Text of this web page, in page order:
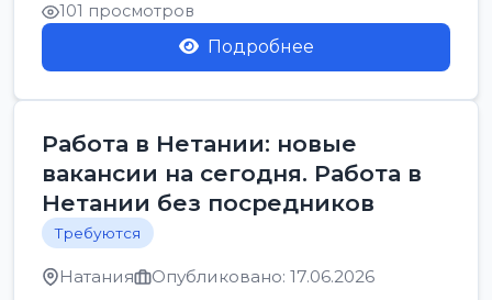
101 просмотров
Подробнее
Работа в Нетании: новые
вакансии на сегодня. Работа в
Нетании без посредников
Требуются
Натания Опубликовано: 17.06.2026